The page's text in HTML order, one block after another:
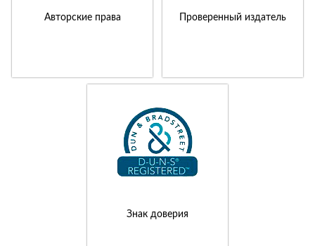
Авторские права Проверенный издатель
Знак доверия